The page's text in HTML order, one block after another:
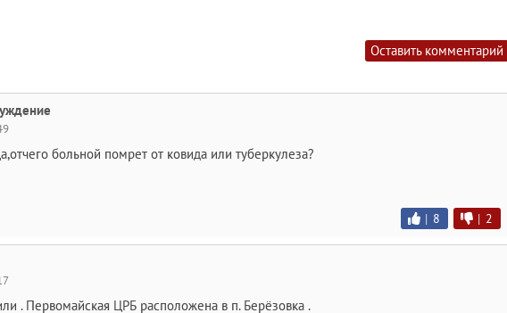
Оставить комментарий
больной помрет от ковида или туберкулеза?
| 8 | 2
. Первомайская ЦРБ расположена в п. Берёзовка .